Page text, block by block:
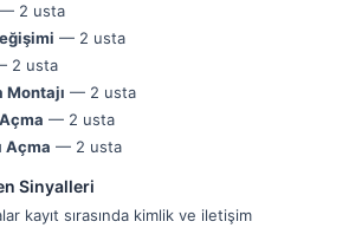
— 2 usta
— 2 usta
2 usta
Montajı — 2 usta
— 2 usta
Açma — 2 usta
Sinyalleri
kayıt sırasında kimlik ve iletişim